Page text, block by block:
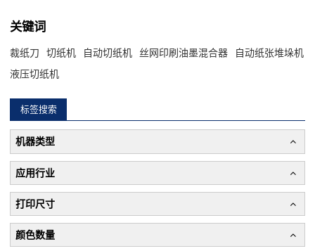
关键词
裁纸刀 切纸机 自动切纸机 丝网印刷油墨混合器
自动纸张堆垛机
液压切纸机
标签搜索
机器类型
应用行业
打印尺寸
颜色数量